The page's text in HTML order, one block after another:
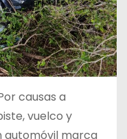
causas a
vuelco y
automóvil marca